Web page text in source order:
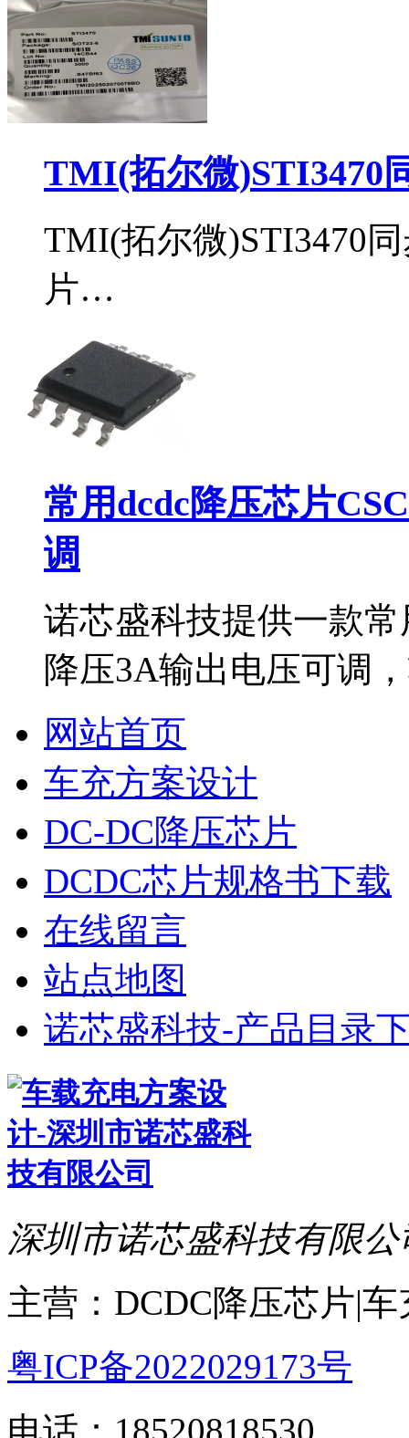
TMI(拓尔微)STI3470
TMI(拓尔微)STI3470
片…
常用dcdc降压芯片
调
诺芯盛科技提供一款常
降压3A输出电压可调
网站首页
车充方案设计
DC-DC降压芯片
DCDC芯片规格书下载
在线留言
站点地图
诺芯盛科技-产品目录
深圳市诺芯盛科技有限公
主营：DCDC降压芯片|
粤ICP备2022029173号